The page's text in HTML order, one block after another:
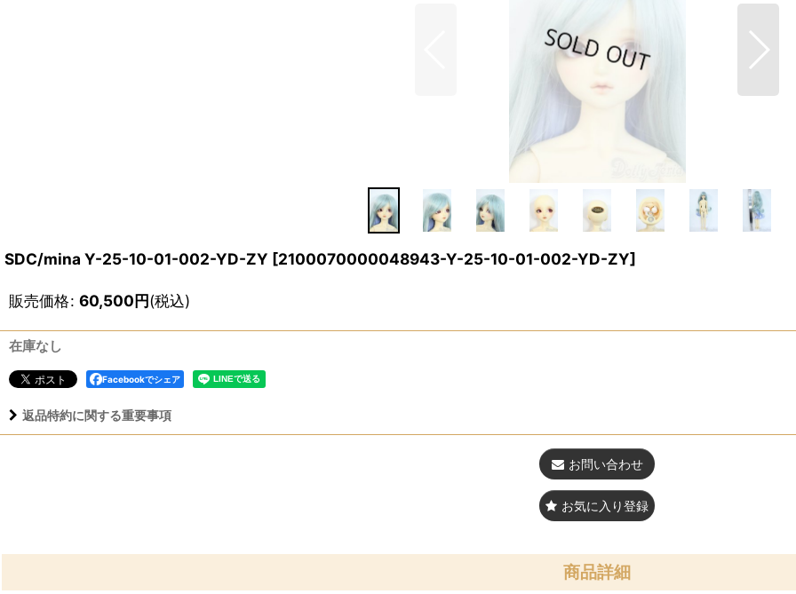
SDC/mina Y-25-10-01-002-YD-ZY [2100070000048943-Y-25-10-01-002-YD-ZY]
販売価格: 60,500円(税込)
在庫なし
Facebookでシェア
返品特約に関する重要事項
お問い合わせ
お気に入り登録
商品詳細